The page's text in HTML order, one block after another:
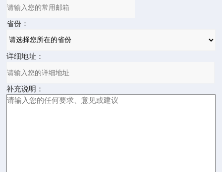
省份：
详细地址：
补充说明：